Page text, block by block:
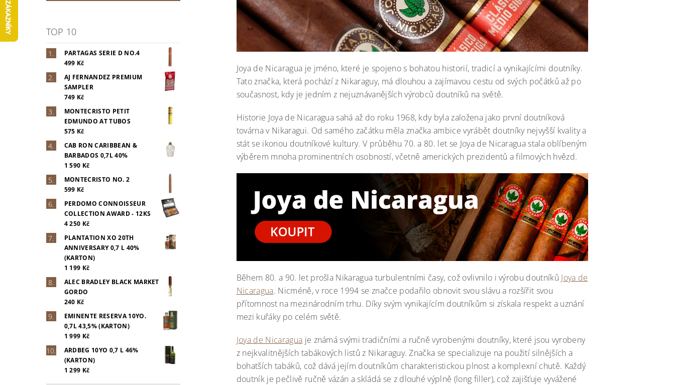
TOP 10
PARTAGAS SERIE D NO.4
499 Kč
AJ FERNANDEZ PREMIUM
SAMPLER
749 Kč
MONTECRISTO PETIT
EDMUNDO AT TUBOS
575 Kč
CAB RON CARIBBEAN &
BARBADOS 0,7L 40%
1 590 Kč
MONTECRISTO NO. 2
599 Kč
PERDOMO CONNOISSEUR
COLLECTION AWARD - 12KS
4 250 Kč
PLANTATION XO 20TH
ANNIVERSARY 0,7 L 40%
(KARTON)
1 199 Kč
ALEC BRADLEY BLACK MARKET
GORDO
240 Kč
EMINENTE RESERVA 10YO.
0,7L 43,5% (KARTON)
1 999 Kč
ARDBEG 10YO 0,7 L 46%
(KARTON)
1 299 Kč
Joya de Nicaragua je jméno, které je spojeno s bohatou historií, tradicí a vynikajícími doutníky.
Tato značka, která pochází z Nikaraguy, má dlouhou a zajímavou cestu od svých počátků až po
současnost, kdy je jedním z nejuznávanějších výrobců doutníků na světě.
Historie Joya de Nicaragua sahá až do roku 1968, kdy byla založena jako první doutníková
továrna v Nikaragui. Od samého začátku měla značka ambice vyrábět doutníky nejvyšší kvality a
stát se ikonou doutníkové kultury. V průběhu 70. a 80. let se Joya de Nicaragua stala oblíbeným
výběrem mnoha prominentních osobností, včetně amerických prezidentů a filmových hvězd.
Během 80. a 90. let prošla Nikaragua turbulentními časy, což ovlivnilo i výrobu doutníků Joya de
Nicaragua. Nicméně, v roce 1994 se značce podařilo obnovit svou slávu a rozšířit svou
přítomnost na mezinárodním trhu. Díky svým vynikajícím doutníkům si získala respekt a uznání
mezi kuřáky po celém světě.
Joya de Nicaragua je známá svými tradičními a ručně vyrobenými doutníky, které jsou vyrobeny
z nejkvalitnějších tabákových listů z Nikaraguy. Značka se specializuje na použití silnějších a
bohatších tabáků, což dává jejím doutníkům charakteristickou plnost a komplexní chutě. Každý
doutník je pečlivě ručně vázán a skládá se z dlouhé výplně (long filler), což zajišťuje vyvážené